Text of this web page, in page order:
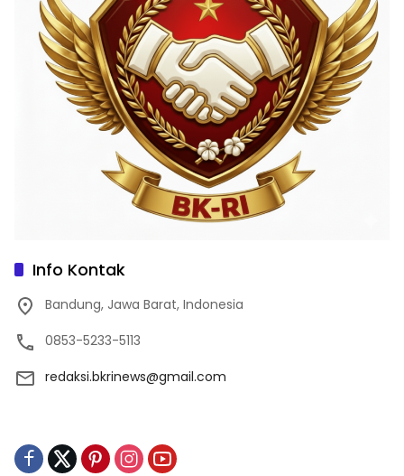
Info Kontak
Bandung, Jawa Barat, Indonesia
0853-5233-5113
redaksi.bkrinews@gmail.com